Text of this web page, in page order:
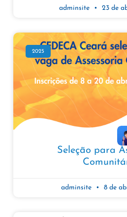
adminsite 23 de
2025
Seleção para
adminsite 8 de